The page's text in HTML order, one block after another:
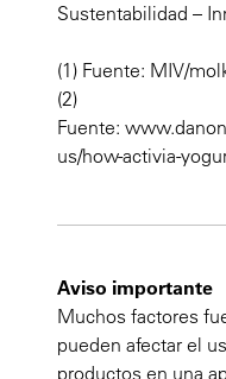
Sustentabilidad –
(1) Fuente: MIV/
(2)
Fuente:
us/how-activia-
Aviso importante
Muchos factores
pueden afectar el
productos en una